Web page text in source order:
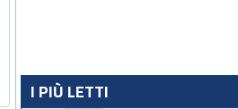
I PIÙ LETTI